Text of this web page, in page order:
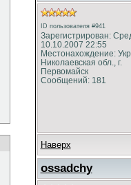
ID пользователя #941
Зарегистрирован:
10.10.2007 22:55
Местонахождение:
Николаевская обл., г.
Первомайск
Сообщений: 181
Наверх
ossadchy